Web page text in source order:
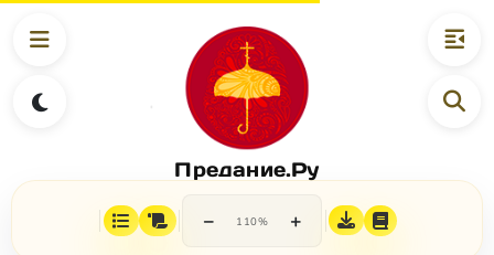
Предание.Ру
− 110% +